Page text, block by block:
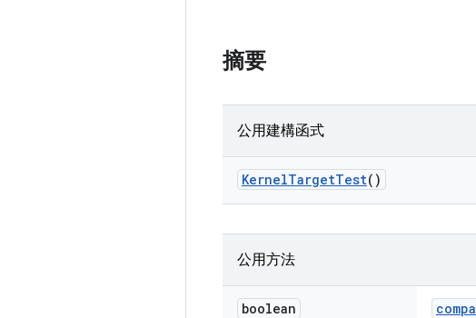
摘要
公用建構函式
KernelTargetTest()
公用方法
boolean